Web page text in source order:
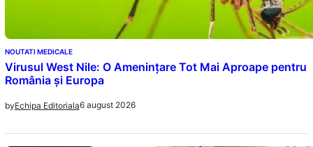
NOUTATI MEDICALE
Virusul West Nile: O Amenințare Tot Mai Aproape pentru
România și Europa
byEchipa Editoriala6 august 2026